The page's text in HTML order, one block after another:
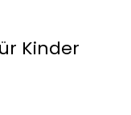
Kinder